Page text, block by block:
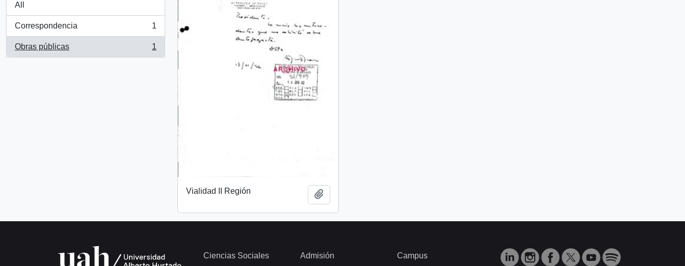
All
Correspondencia
, 1 results
1
Obras públicas
, 1 results
1
Vialidad II Región
Ciencias Sociales Admisión Campus